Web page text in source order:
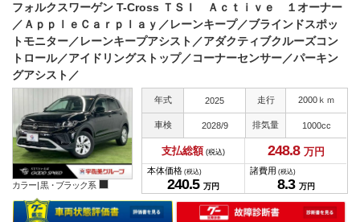
フォルクスワーゲン T-Cross ＴＳＩ Ａｃｔｉｖｅ １オーナー
／ＡｐｐｌｅＣａｒｐｌａｙ／レーンキープ／ブラインドスポッ
トモニター／レーンキープアシスト／アダクティブクルーズコン
トロール／アイドリングストップ／コーナーセンサー／パーキン
グアシスト／
カラー |黒・ブラック系
年式 2025 走行 2000ｋｍ
車検 2028/9 排気量 1000cc
支払総額 (税込) 248.8 万円
本体価格 (税込)
240.5 万円
諸費用 (税込)
8.3 万円